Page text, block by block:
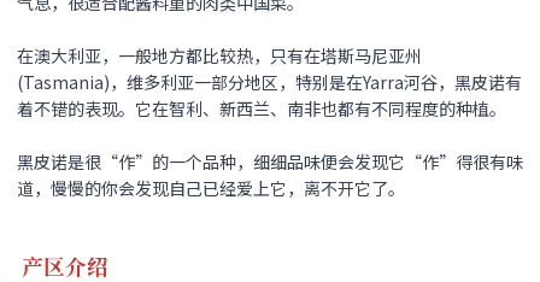
在澳大利亚，一般地方都比较热，只有在塔斯马尼亚州
(Tasmania)，维多利亚一部分地区，特别是在Yarra河谷， 黑皮诺有
着不错的表现。它在智利、新西兰、南非也都有不同程度的种植。
黑皮诺是很“作”的一个品种，细细品味便会发现它“作”得很有味
道，慢慢的你会发现自己已经爱上它，离不开它了。
产区介绍